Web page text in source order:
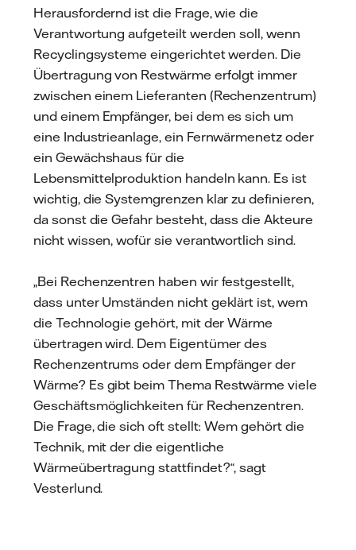
Herausfordernd ist die Frage, wie die
Verantwortung aufgeteilt werden soll, wenn
Recyclingsysteme eingerichtet werden. Die
Übertragung von Restwärme erfolgt immer
zwischen einem Lieferanten (Rechenzentrum)
und einem Empfänger, bei dem es sich um
eine Industrieanlage, ein Fernwärmenetz oder
ein Gewächshaus für die
Lebensmittelproduktion handeln kann. Es ist
wichtig, die Systemgrenzen klar zu definieren,
da sonst die Gefahr besteht, dass die Akteure
nicht wissen, wofür sie verantwortlich sind.
„Bei Rechenzentren haben wir festgestellt,
dass unter Umständen nicht geklärt ist, wem
die Technologie gehört, mit der Wärme
übertragen wird. Dem Eigentümer des
Rechenzentrums oder dem Empfänger der
Wärme? Es gibt beim Thema Restwärme viele
Geschäftsmöglichkeiten für Rechenzentren.
Die Frage, die sich oft stellt: Wem gehört die
Technik, mit der die eigentliche
Wärmeübertragung stattfindet?“, sagt
Vesterlund.